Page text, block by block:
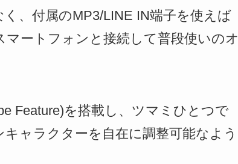
、付属のMP3/LINE IN端子を使えば
ートフォンと接続して普段使いのオ
Feature)を搭載し、ツマミひとつで
ャラクターを自在に調整可能なよう